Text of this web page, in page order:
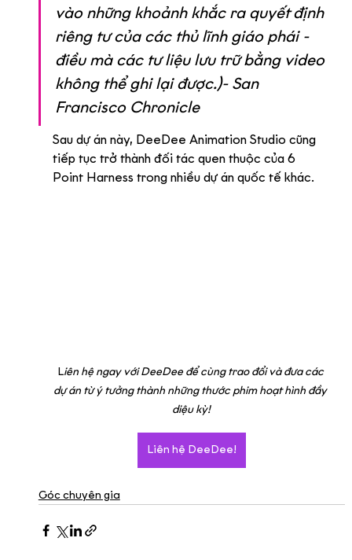
vào những khoảnh khắc ra quyết định
riêng tư của các thủ lĩnh giáo phái -
điều mà các tư liệu lưu trữ bằng video
không thể ghi lại được.)- San
Francisco Chronicle
Sau dự án này, DeeDee Animation Studio cũng
tiếp tục trở thành đối tác quen thuộc của 6
Point Harness trong nhiều dự án quốc tế khác.
Liên hệ ngay với DeeDee để cùng trao đổi và đưa các
dự án từ ý tưởng thành những thước phim hoạt hình đầy
diệu kỳ!
Liên hệ DeeDee!
Góc chuyên gia